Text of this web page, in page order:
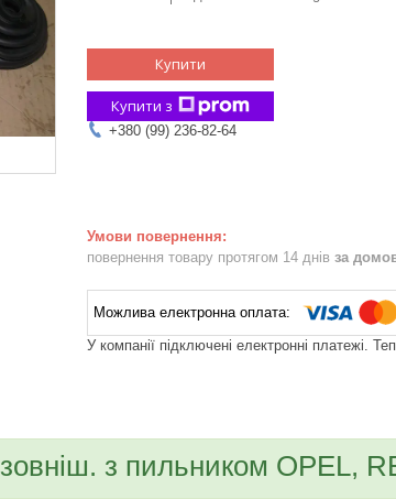
Купити
Купити з
+380 (99) 236-82-64
повернення товару протягом 14 днів за
У компанії підключені електронні платежі.
зовніш. з пильником OPEL,